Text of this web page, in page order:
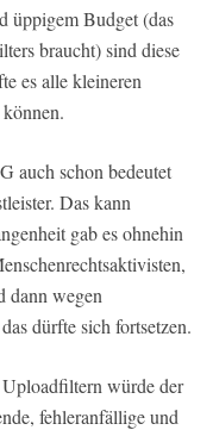
üppigem Budget (das
braucht) sind diese
es alle kleineren
auch schon bedeutet
Das kann
gab es ohnehin
dann wegen
dürfte sich fortsetzen.
würde der
fehleranfällige und